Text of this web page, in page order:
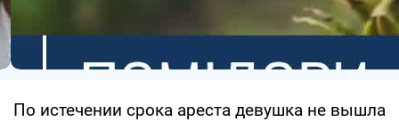
По истечении срока ареста девушка не вышла